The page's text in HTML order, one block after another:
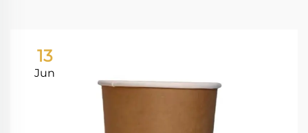
13
Jun